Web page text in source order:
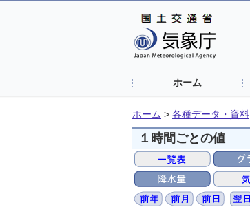
ホーム
ホーム > 各種データ・資料
１時間ごとの値